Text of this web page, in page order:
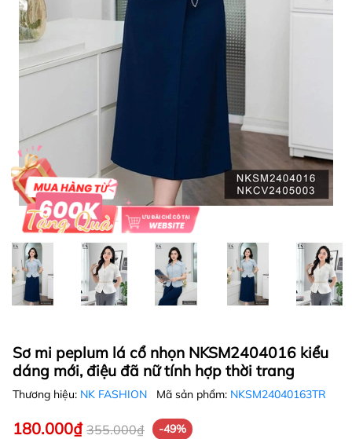
Sơ mi peplum lá cổ nhọn NKSM2404016 kiểu
dáng mới, điệu đã nữ tính hợp thời trang
Thương hiệu: NK FASHION Mã sản phẩm: NKSM24040163TR
180.000₫ 355.000₫
-49%